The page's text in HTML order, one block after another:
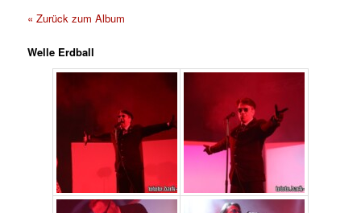
« Zurück zum Album
Welle Erdball